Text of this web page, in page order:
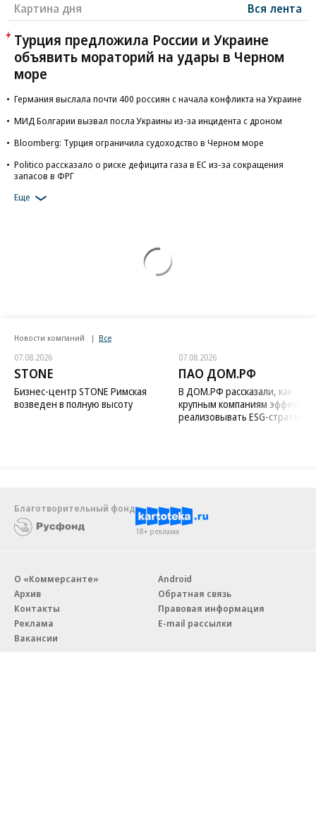
Картина дня Вся лента
Турция предложила России и Украине
объявить мораторий на удары в Черном
море
Германия выслала почти 400 россиян с начала конфликта на Украине
МИД Болгарии вызвал посла Украины из-за инцидента с дроном
Bloomberg: Турция ограничила судоходство в Черном море
Politico рассказало о риске дефицита газа в ЕС из-за сокращения
запасов в ФРГ
Еще
Новости компаний Все
07.08.2026
STONE
Бизнес-центр STONE Римская
возведен в полную высоту
07.08.2026
ПАО ДОМ.РФ
В ДОМ.РФ рассказали, как
крупным компаниям
реализовывать ESG-стратегию
Благотворительный фонд
18+ реклама
О «Коммерсанте»
Архив
Контакты
Реклама
Вакансии
Android
Обратная связь
Правовая информация
E-mail рассылки